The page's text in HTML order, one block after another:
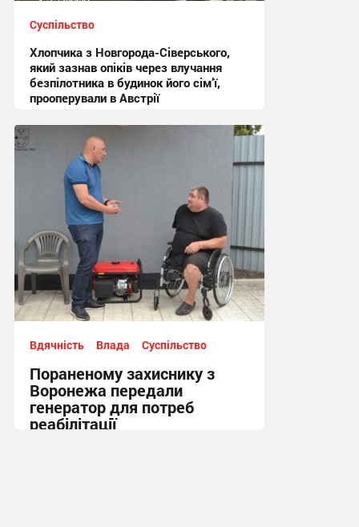
Суспільство
Хлопчика з Новгорода-Сіверського,
який зазнав опіків через влучання
безпілотника в будинок його сім’ї,
прооперували в Австрії
15:44 вчора
Вдячність Влада Суспільство
Пораненому захиснику з
Воронежа передали
генератор для потреб
реабілітації